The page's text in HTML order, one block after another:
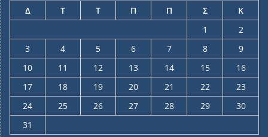
Δ
Τ Τ Π Π Σ
Κ
1
2
3
4 5 6 7 8
9
10
11 12 13 14 15
16
17
18 19 20 21 22
23
24
25 26 27 28 29
30
31